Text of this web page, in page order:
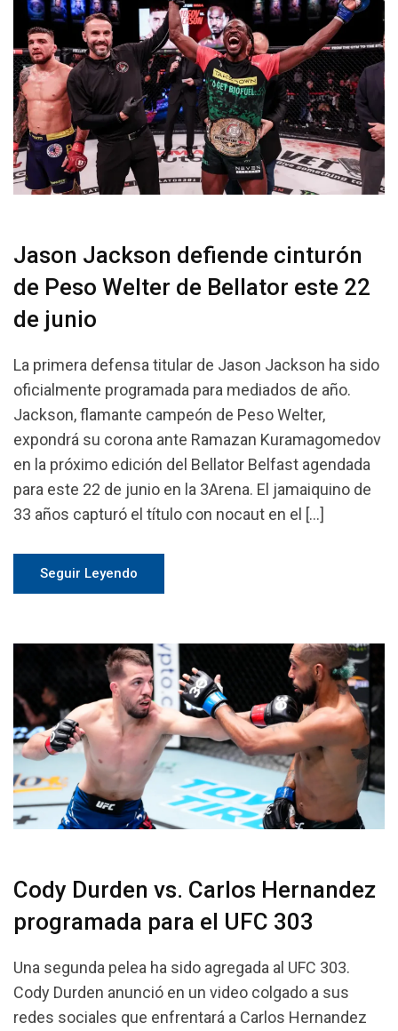
Jason Jackson defiende cinturón
de Peso Welter de Bellator este 22
de junio
La primera defensa titular de Jason Jackson ha sido
oficialmente programada para mediados de año.
Jackson, flamante campeón de Peso Welter,
expondrá su corona ante Ramazan Kuramagomedov
en la próximo edición del Bellator Belfast agendada
para este 22 de junio en la 3Arena. El jamaiquino de
33 años capturó el título con nocaut en el […]
Seguir Leyendo
Cody Durden vs. Carlos Hernandez
programada para el UFC 303
Una segunda pelea ha sido agregada al UFC 303.
Cody Durden anunció en un video colgado a sus
redes sociales que enfrentará a Carlos Hernandez